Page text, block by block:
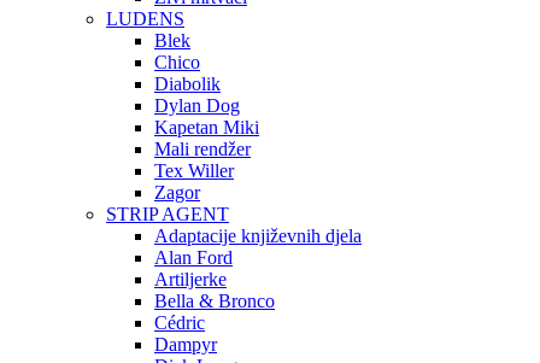
LUDENS
Blek
Chico
Diabolik
Dylan Dog
Kapetan Miki
Mali rendžer
Tex Willer
Zagor
STRIP AGENT
Adaptacije književnih djela
Alan Ford
Artiljerke
Bella & Bronco
Cédric
Dampyr